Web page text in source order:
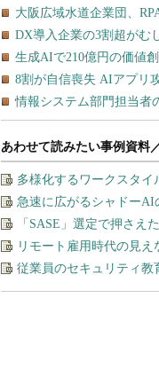
あわせて読みたい事例資料
多様化するワークスタイ
急速に広がるシャドーAI
「SASE」選定で押さ
リモート雇用時代の見
従業員のセキュリティ教